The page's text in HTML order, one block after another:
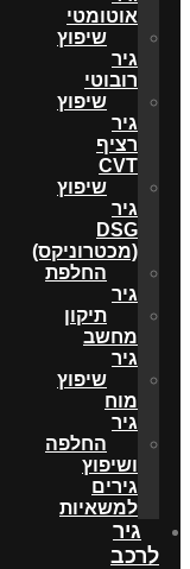
אוטומטי
שיפוץ
גיר
רובוטי
שיפוץ
גיר
רציף
CVT
שיפוץ
גיר
DSG
(מכטרוניקס)
החלפת
גיר
תיקון
מחשב
גיר
שיפוץ
מוח
גיר
החלפה
ושיפוץ
גירים
למשאיות
גיר
לרכב